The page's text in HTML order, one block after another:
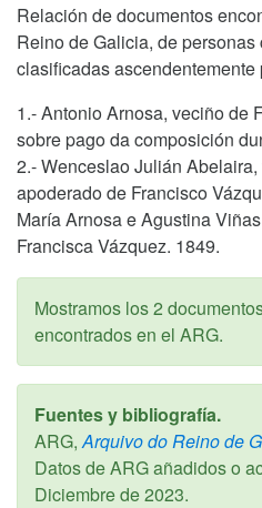
Relación de documentos
Reino de Galicia, de
clasificadas ascendentemente
1.- Antonio Arnosa, veciño de
sobre pago da composición
2.- Wenceslao Julián
apoderado de Francisco
María Arnosa e Agustina
Francisca Vázquez. 1849.
Mostramos los 2
encontrados en el ARG.
Fuentes y bibliografía.
ARG, Arquivo do Reino de
Datos de ARG añadidos o
Diciembre de 2023.